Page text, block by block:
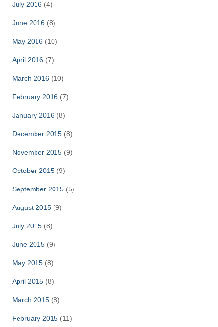
July 2016 (4)
June 2016 (8)
May 2016 (10)
April 2016 (7)
March 2016 (10)
February 2016 (7)
January 2016 (8)
December 2015 (8)
November 2015 (9)
October 2015 (9)
September 2015 (5)
August 2015 (9)
July 2015 (8)
June 2015 (9)
May 2015 (8)
April 2015 (8)
March 2015 (8)
February 2015 (11)